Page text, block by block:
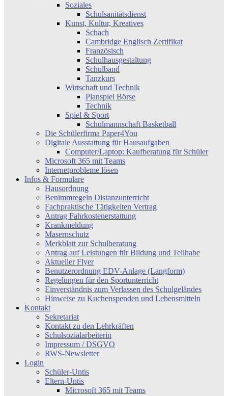
Soziales
Schulsanitätsdienst
Kunst, Kultur, Kreatives
Schach
Cambridge Englisch Zertifikat
Französisch
Schulhausgestaltung
Schulband
Tanzkurs
Wirtschaft und Technik
Planspiel Börse
Technik
Spiel & Sport
Schulmannschaft Basketball
Die Schülerfirma Paper4You
Digitale Ausstattung für Hausaufgaben
Computer/Laptop: Kaufberatung für Schüler
Microsoft 365 mit Teams
Internetprobleme lösen
Infos & Formulare
Hausordnung
Benimmregeln Distanzunterricht
Fachpraktische Tätigkeiten Vertrag
Antrag Fahrkostenerstattung
Krankmeldung
Masernschutz
Merkblatt zur Schulberatung
Antrag auf Leistungen für Bildung und Teilhabe
Aktueller Flyer
Benutzerordnung EDV-Anlage (Langform)
Regelungen für den Sportunterricht
Einverständnis zum Verlassen des Schulgeländes
Hinweise zu Kuchenspenden und Lebensmitteln
Kontakt
Sekretariat
Kontakt zu den Lehrkräften
Schulsozialarbeiterin
Impressum / DSGVO
RWS-Newsletter
Login
Schüler-Untis
Eltern-Untis
Microsoft 365 mit Teams